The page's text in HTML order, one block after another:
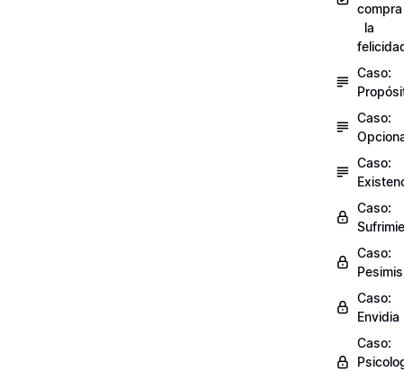
compra
la
Caso:
Caso:
Caso:
Caso:
Caso:
Caso:
Envidia
Caso: